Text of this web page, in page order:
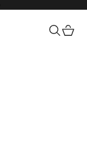
Recherche
Panier